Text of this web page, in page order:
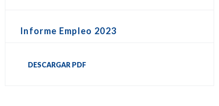
Informe Empleo 2023
DESCARGAR PDF